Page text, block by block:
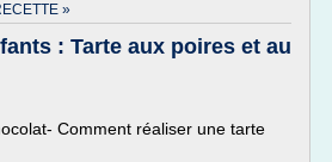
»
: Tarte aux poires et au
Comment réaliser une tarte